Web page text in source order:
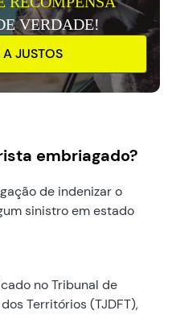
VERDADE!
JUSTOS
embriagado?
de indenizar o
sinistro em estado
no Tribunal de
Territórios (TJDFT),